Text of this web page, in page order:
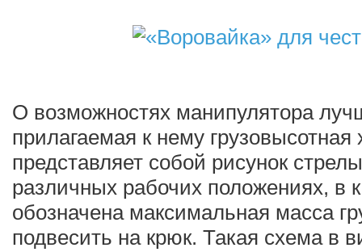
О возможностях манипулятора
прилагаемая к нему грузовысотная
представляет собой рисунок
различных рабочих положениях, в
обозначена максимальная масса
подвесить на крюк. Такая схема в